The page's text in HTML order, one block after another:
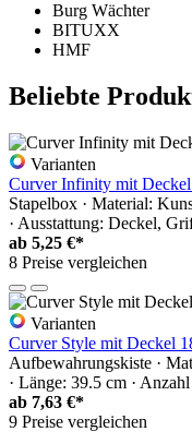
Burg Wächter
BITUXX
HMF
Beliebte
Varianten
Curver Infinity mit
Stapelbox · Material:
· Ausstattung: Deckel,
ab 5,25 €*
8 Preise vergleichen
Varianten
Curver Style mit Deckel
Aufbewahrungskiste ·
· Länge: 39.5 cm ·
ab 7,63 €*
9 Preise vergleichen